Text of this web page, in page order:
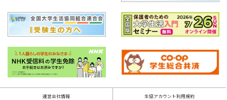
運営会社情報 生協アカウント利用規約